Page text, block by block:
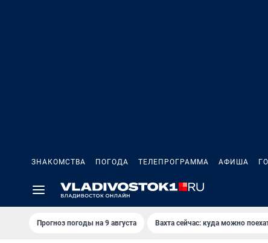
ЗНАКОМСТВА ПОГОДА ТЕЛЕПРОГРАММА АФИША
Прогноз погоды на 9 августа Вахта сейчас: куда можно